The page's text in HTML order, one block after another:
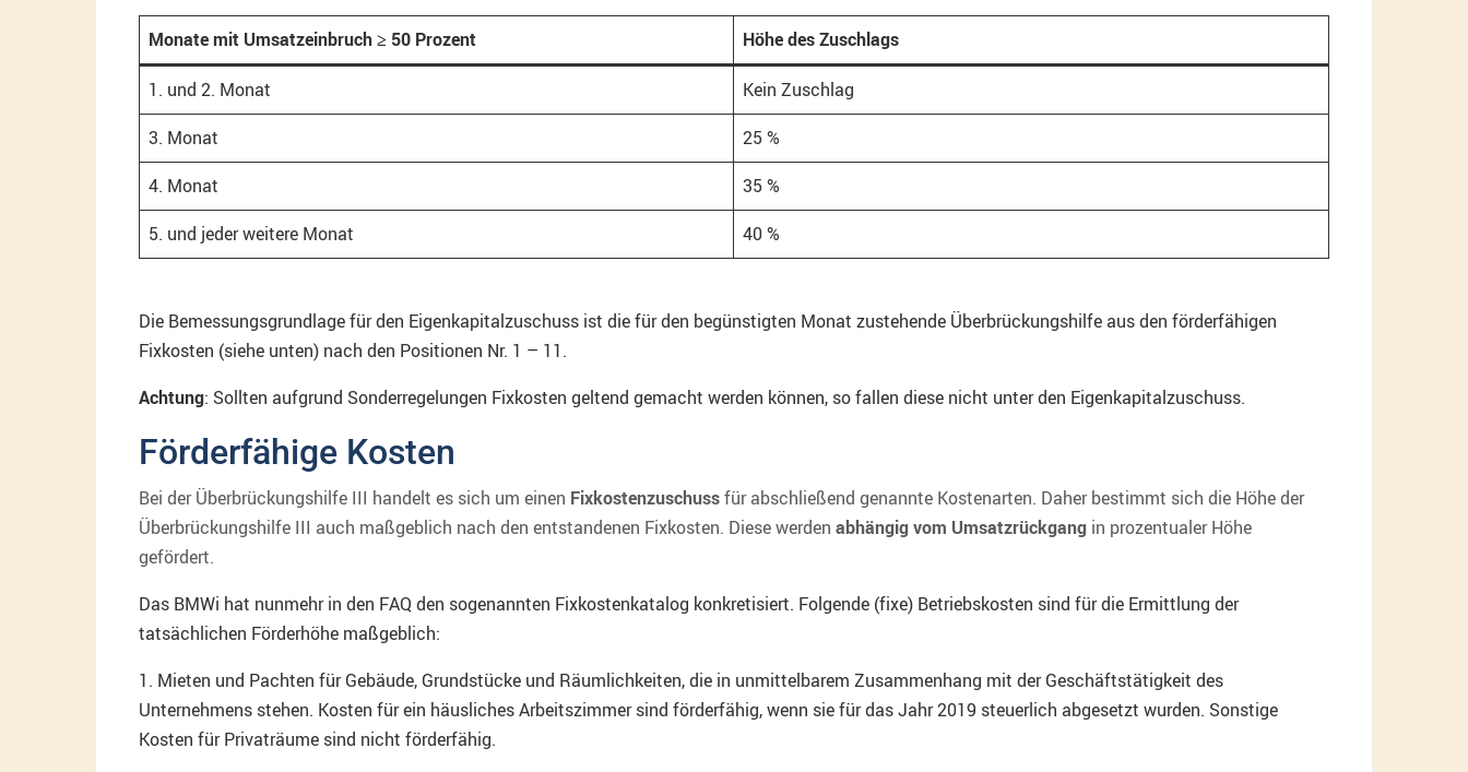
Monate mit Umsatzeinbruch ≥ 50 Prozent Höhe des Zuschlags
1. und 2. Monat
Kein Zuschlag
3. Monat
25 %
4. Monat
35 %
5. und jeder weitere Monat
40 %
Die Bemessungsgrundlage für den Eigenkapitalzuschuss ist die für den begünstigten Monat zustehende Überbrückungshilfe aus den förderfähigen
Fixkosten (siehe unten) nach den Positionen Nr. 1 – 11.
Achtung: Sollten aufgrund Sonderregelungen Fixkosten geltend gemacht werden können, so fallen diese nicht unter den Eigenkapitalzuschuss.
Förderfähige Kosten
Bei der Überbrückungshilfe III handelt es sich um einen Fixkostenzuschussfür abschließend genannte Kostenarten. Daher bestimmt sich die Höhe der
Überbrückungshilfe III auch maßgeblich nach den entstandenen Fixkosten. Diese werden abhängig vom Umsatzrückgang in prozentualer Höhe
gefördert.
Das BMWi hat nunmehr in den FAQ den sogenannten Fixkostenkatalog konkretisiert. Folgende (fixe) Betriebskosten sind für die Ermittlung der
tatsächlichen Förderhöhe maßgeblich:
1. Mieten und Pachten für Gebäude, Grundstücke und Räumlichkeiten, die in unmittelbarem Zusammenhang mit der Geschäftstätigkeit des
Unternehmens stehen. Kosten für ein häusliches Arbeitszimmer sind förderfähig, wenn sie für das Jahr 2019 steuerlich abgesetzt wurden. Sonstige
Kosten für Privaträume sind nicht förderfähig.